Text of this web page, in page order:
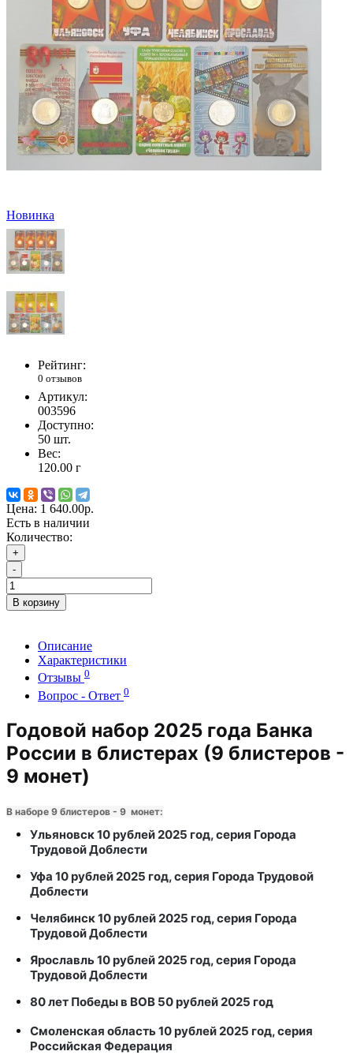
Новинка
Рейтинг:
0 отзывов
Артикул:
003596
Доступно:
50 шт.
Вес:
120.00 г
Цена: 1 640.00р.
Есть в наличии
Количество:
+
-
В корзину
Описание
Характеристики
Отзывы 0
Вопрос - Ответ 0
Годовой набор 2025 года Банка
России в блистерах (9 блистеров -
9 монет)
В наборе 9 блистеров - 9 монет:
Ульяновск 10 рублей 2025 год, серия Города
Трудовой Доблести
Уфа 10 рублей 2025 год, серия Города Трудовой
Доблести
Челябинск 10 рублей 2025 год, серия Города
Трудовой Доблести
Ярославль 10 рублей 2025 год, серия Города
Трудовой Доблести
80 лет Победы в ВОВ 50 рублей 2025 год
Смоленская область 10 рублей 2025 год, серия
Российская Федерация